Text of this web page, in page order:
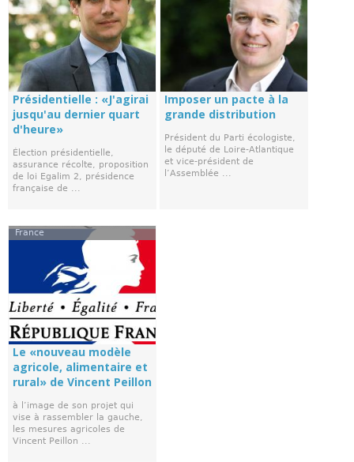
Présidentielle : «J'agirai
jusqu'au dernier quart
d'heure»
Élection présidentielle,
assurance récolte, proposition
de loi Egalim 2, présidence
française de ...
Imposer un pacte à la
grande distribution
Président du Parti écologiste,
le député de Loire-Atlantique
et vice-président de
l’Assemblée ...
France
Le «nouveau modèle
agricole, alimentaire et
rural» de Vincent Peillon
à l’image de son projet qui
vise à rassembler la gauche,
les mesures agricoles de
Vincent Peillon ...